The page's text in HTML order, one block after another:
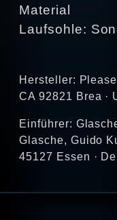
Material
Laufsohle:
Hersteller:
CA 92821 Brea ·
Einführer:
Glasche, Guido
45127 Essen ·